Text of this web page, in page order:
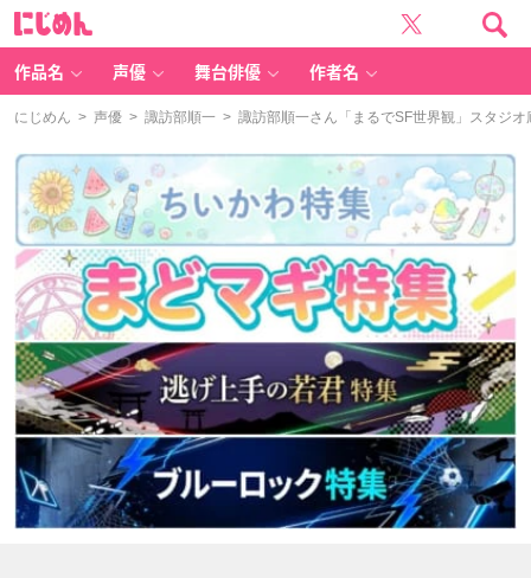
作品名 声優 舞台俳優 作者名
にじめん > 声優 > 諏訪部順一 > 諏訪部順一さん「まるでSF世界観」スタジ